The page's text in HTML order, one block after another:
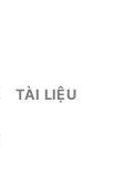
TÀI LIỆU